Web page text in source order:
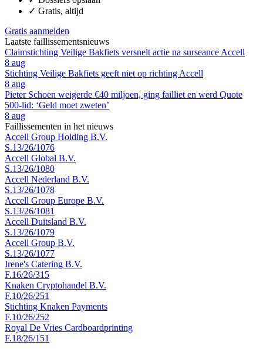
✓ Gratis, altijd
Gratis aanmelden
Laatste faillissementsnieuws
Claimstichting Veilige Bakfiets versnelt actie na surseance Accell
8 aug
Stichting Veilige Bakfiets geeft niet op richting Accell
8 aug
Pieter Schoen weigerde €40 miljoen, ging failliet en werd Quote
500-lid: ‘Geld moet zweten’
8 aug
Faillissementen in het nieuws
Accell Group Holding B.V.
S.13/26/1076
Accell Global B.V.
S.13/26/1080
Accell Nederland B.V.
S.13/26/1078
Accell Group Europe B.V.
S.13/26/1081
Accell Duitsland B.V.
S.13/26/1079
Accell Group B.V.
S.13/26/1077
Irene's Catering B.V.
F.16/26/315
Knaken Cryptohandel B.V.
F.10/26/251
Stichting Knaken Payments
F.10/26/252
Royal De Vries Cardboardprinting
F.18/26/151